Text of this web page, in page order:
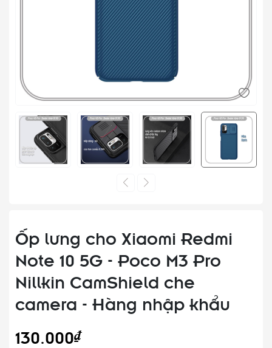
Ốp lưng cho Xiaomi Redmi
Note 10 5G - Poco M3 Pro
Nillkin CamShield che
camera - Hàng nhập khẩu
130.000₫